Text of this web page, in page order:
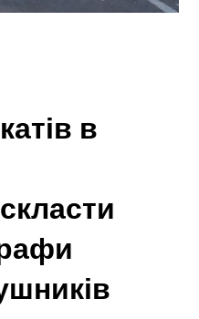
в